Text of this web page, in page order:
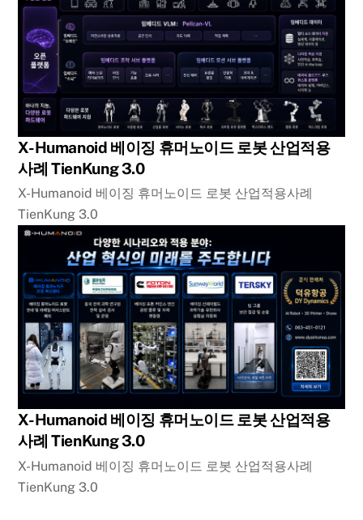
X-Humanoid 베이징 휴머노이드 로봇 산업적용
사례 TienKung 3.0
X-Humanoid 베이징 휴머노이드 로봇 산업적용사례
TienKung 3.0
X-Humanoid 베이징 휴머노이드 로봇 산업적용
사례 TienKung 3.0
X-Humanoid 베이징 휴머노이드 로봇 산업적용사례
TienKung 3.0